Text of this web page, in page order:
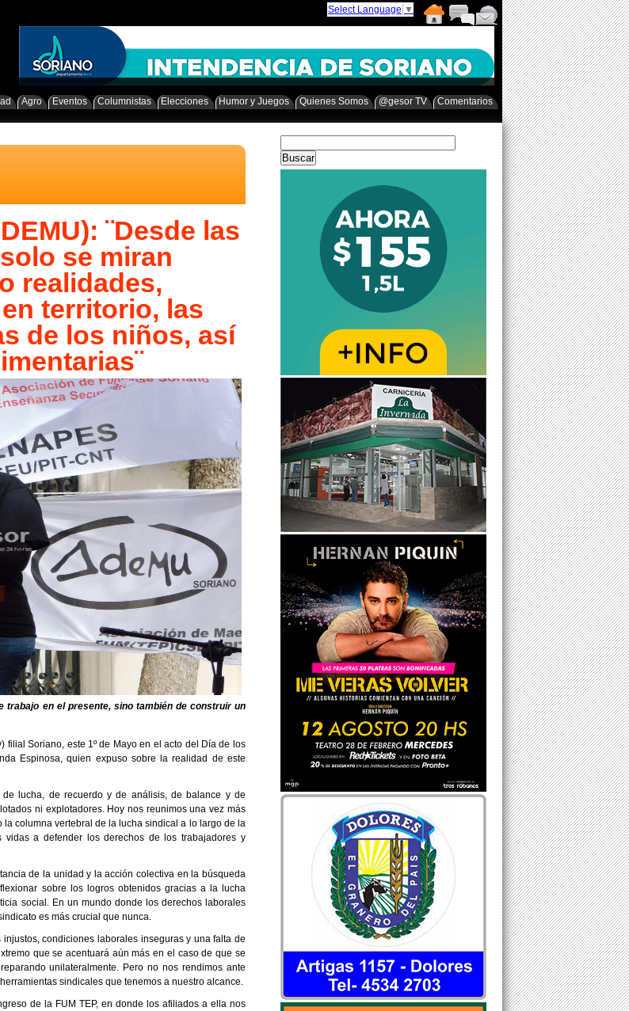
Select Language ▼
Agro Eventos Columnistas Elecciones Humor y Juegos Quienes Somos @gesor TV Comentarios
¨Desde las
se miran
realidades,
territorio, las
de los niños, así
trabajo en el presente, sino también de construir un
filial Soriano, este 1º de Mayo en el acto del Día de los
Espinosa, quien expuso sobre la realidad de este
lucha, de recuerdo y de análisis, de balance y de
ni explotadores. Hoy nos reunimos una vez más
columna vertebral de la lucha sindical a lo largo de la
a defender los derechos de los trabajadores y
de la unidad y la acción colectiva en la búsqueda
sobre los logros obtenidos gracias a la lucha
social. En un mundo donde los derechos laborales
es más crucial que nunca.
condiciones laborales inseguras y una falta de
que se acentuará aún más en el caso de que se
unilateralmente. Pero no nos rendimos ante
sindicales que tenemos a nuestro alcance.
de la FUM TEP, en donde los afiliados a ella nos